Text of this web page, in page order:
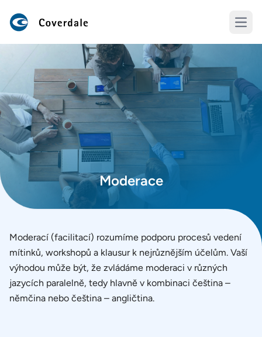
Open
Moderace
Moderací (facilitací) rozumíme podporu procesů vedení
mítinků, workshopů a klausur k nejrůznějším účelům. Vaší
výhodou může být, že zvládáme moderaci v různých
jazycích paralelně, tedy hlavně v kombinaci čeština –
němčina nebo čeština – angličtina.